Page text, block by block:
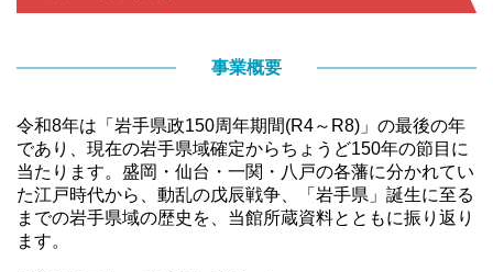
事業概要
令和8年は「岩手県政150周年期間(R4～R8)」の最後の年
であり、現在の岩手県域確定からちょうど150年の節目に
当たります。盛岡・仙台・一関・八戸の各藩に分かれてい
た江戸時代から、動乱の戊辰戦争、「岩手県」誕生に至る
までの岩手県域の歴史を、当館所蔵資料とともに振り返り
ます。